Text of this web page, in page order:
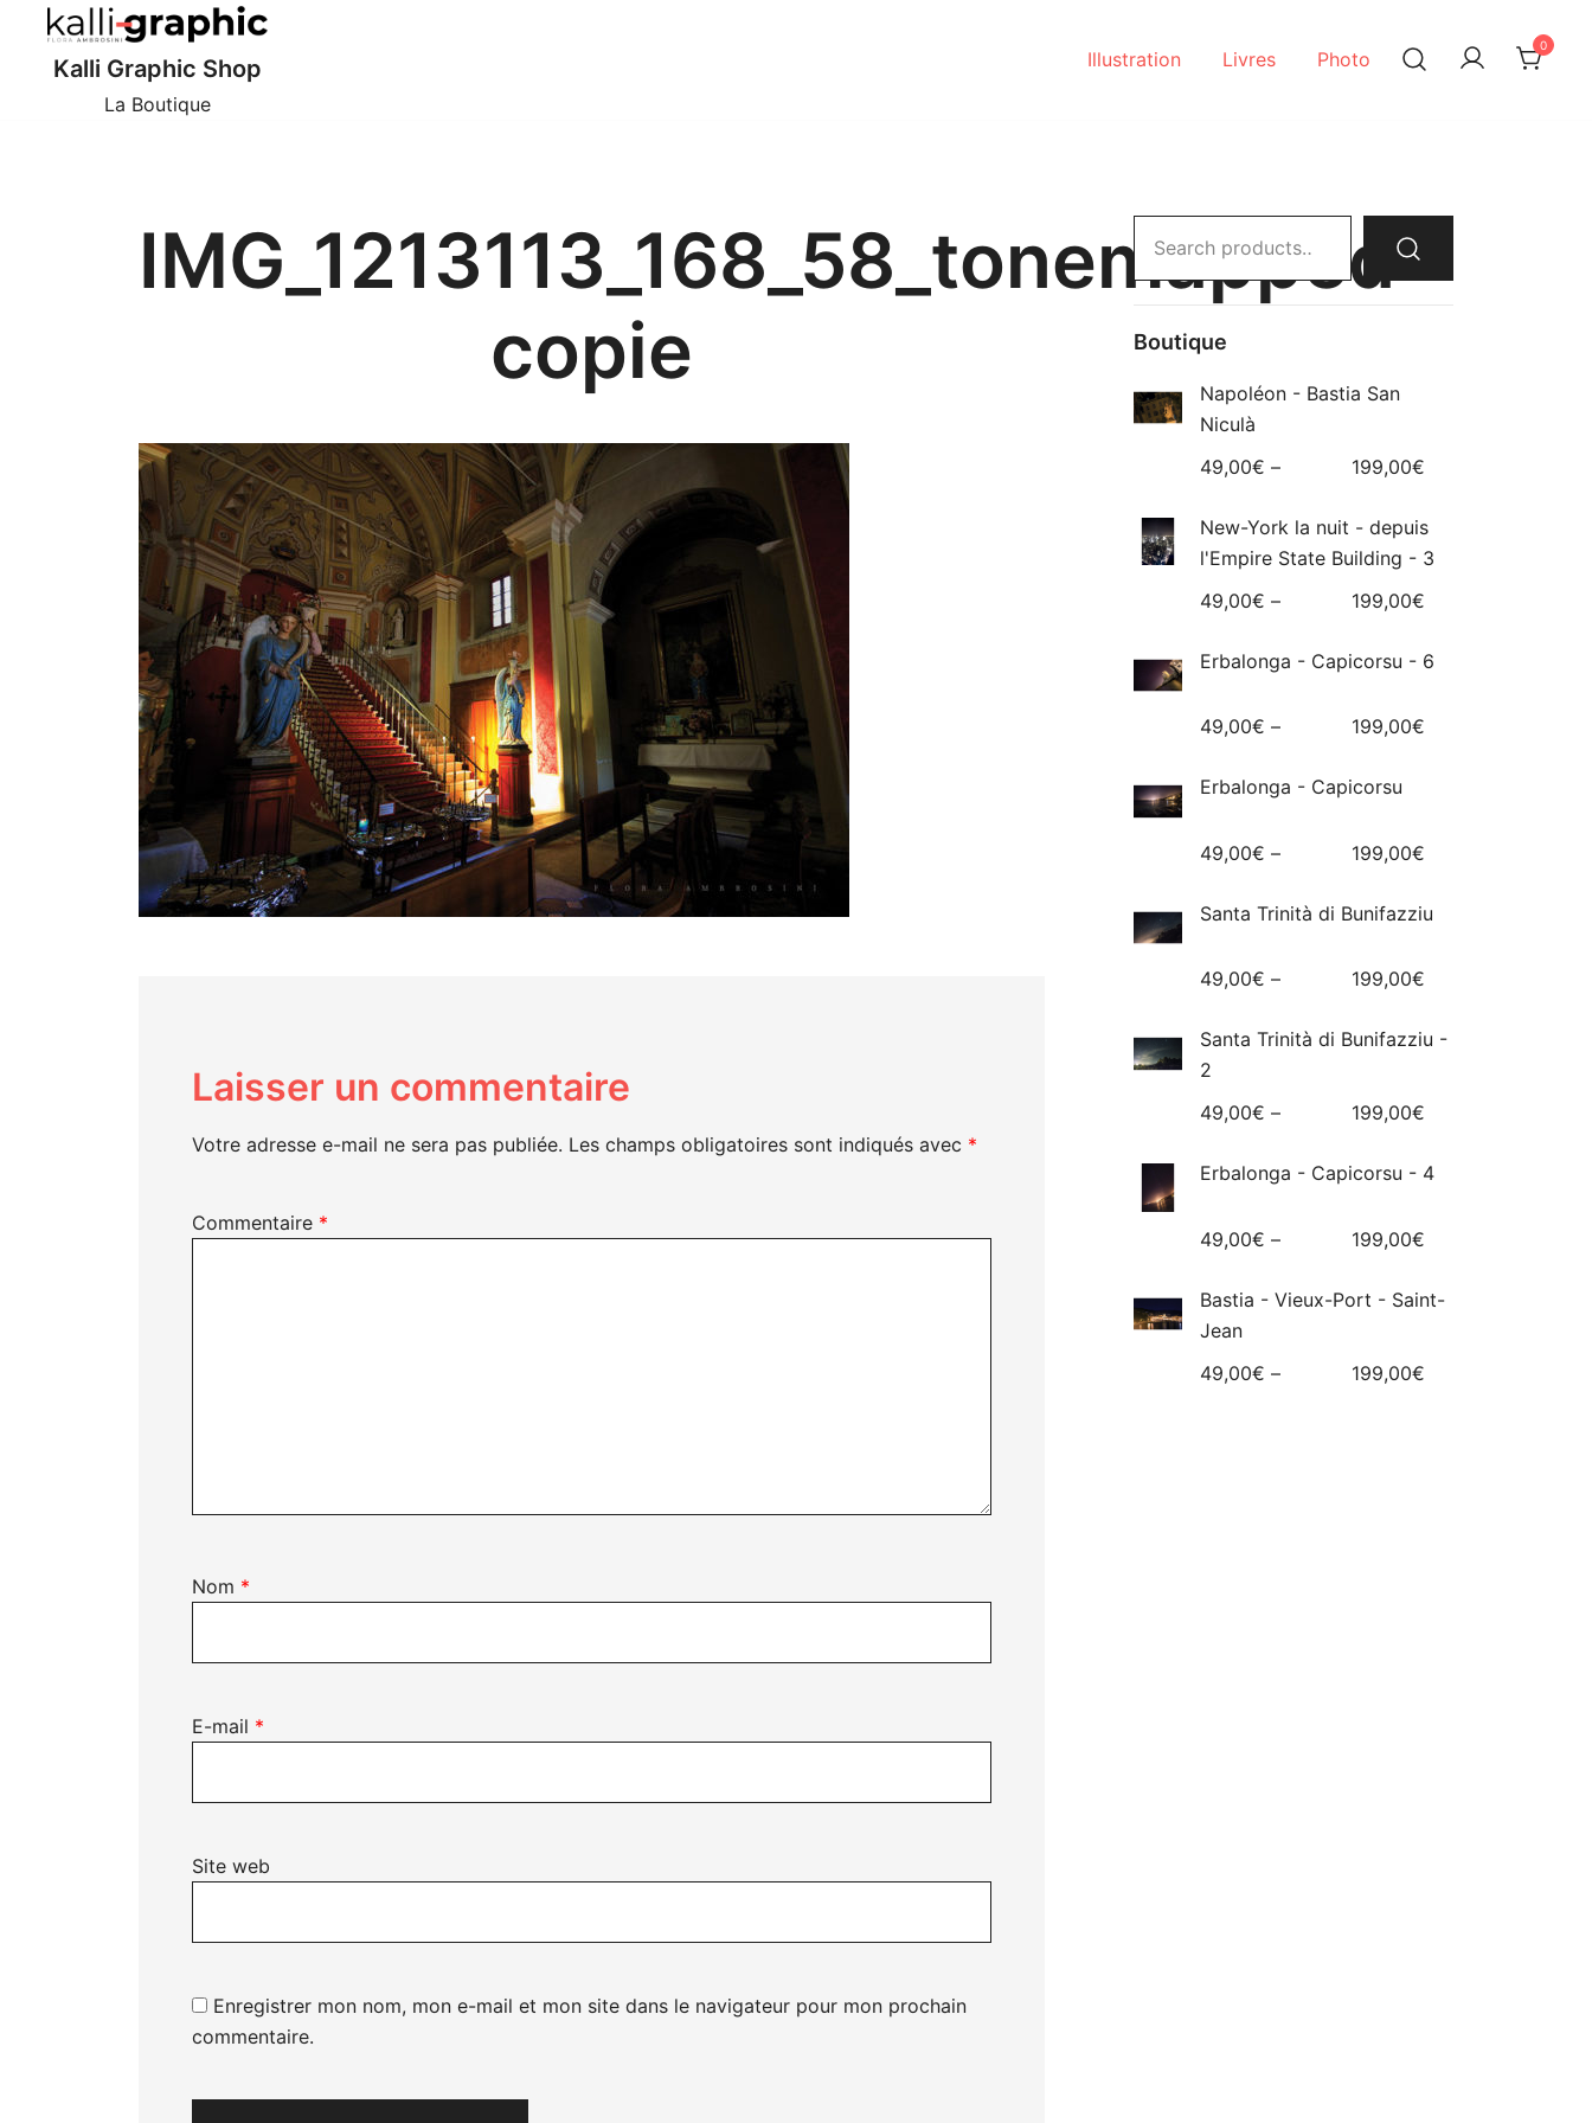
contentKalli Graphic Shop
La Boutique
Illustration Livres Photo
0
IMG_1213113_168_58_tonemapped-
copie
Laisser un commentaire
Votre adresse e-mail ne sera pas publiée. Les champs obligatoires sont indiqués avec *
Commentaire *
Nom *
E-mail *
Site web
Enregistrer mon nom, mon e-mail et mon site dans le navigateur pour mon prochain
commentaire.
for:
Boutique
Napoléon - Bastia San
Niculà
49,00€ – 199,00€
New-York la nuit - depuis
l'Empire State Building - 3
49,00€ – 199,00€
Erbalonga - Capicorsu - 6
49,00€ – 199,00€
Erbalonga - Capicorsu
49,00€ – 199,00€
Santa Trinità di Bunifazziu
49,00€ – 199,00€
Santa Trinità di Bunifazziu -
2
49,00€ – 199,00€
Erbalonga - Capicorsu - 4
49,00€ – 199,00€
Bastia - Vieux-Port - Saint-
Jean
49,00€ – 199,00€